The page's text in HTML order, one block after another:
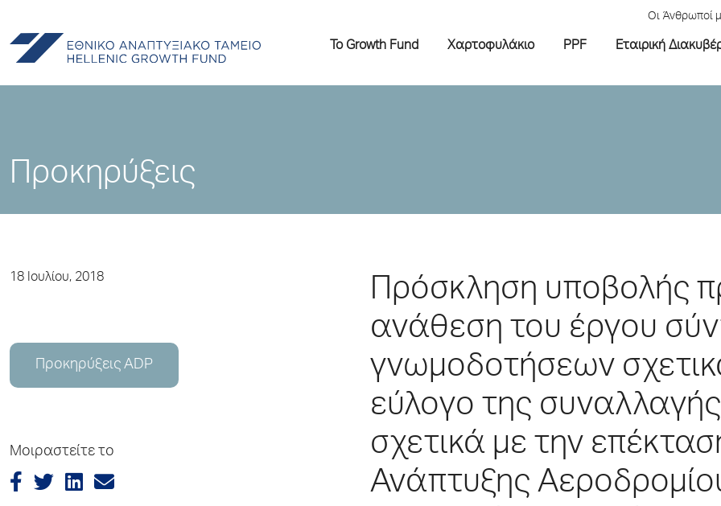
Οι Άνθρωποί
Το Growth Fund Χαρτοφυλάκιο PPF Εταιρική
Προκηρύξεις
18 Ιουλίου, 2018
Προκηρύξεις ADP
Μοιραστείτε το
Πρόσκληση υποβολής
ανάθεση του έργου
γνωμοδοτήσεων
εύλογο της
σχετικά με την
Ανάπτυξης